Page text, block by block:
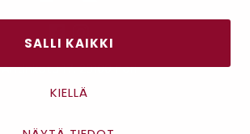
SALLI KAIKKI
KIELLÄ
Antinkatu 17, 28100 Pori